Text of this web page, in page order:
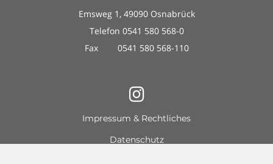
Emsweg 1, 49090 Osnabrück
Telefon 0541 580 568-0
Fax 0541 580 568-110
Impressum & Rechtliches
Datenschutz